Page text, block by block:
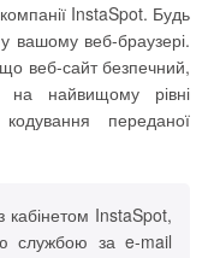
InstaSpot. Будь
вашому веб-браузері.
веб-сайт безпечний,
на найвищому рівні
переданої
кабінетом InstaSpot,
службою за e-mail